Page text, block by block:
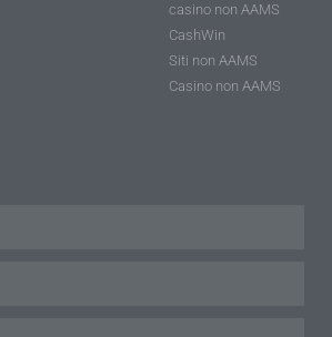
casino non AAMS
CashWin
Siti non AAMS
Casino non AAMS